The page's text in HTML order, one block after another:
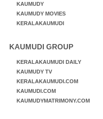
KAUMUDY
KAUMUDY MOVIES
KERALAKAUMUDI
KAUMUDI GROUP
KERALAKAUMUDI DAILY
KAUMUDY TV
KERALAKAUMUDI.COM
KAUMUDI.COM
KAUMUDYMATRIMONY.COM